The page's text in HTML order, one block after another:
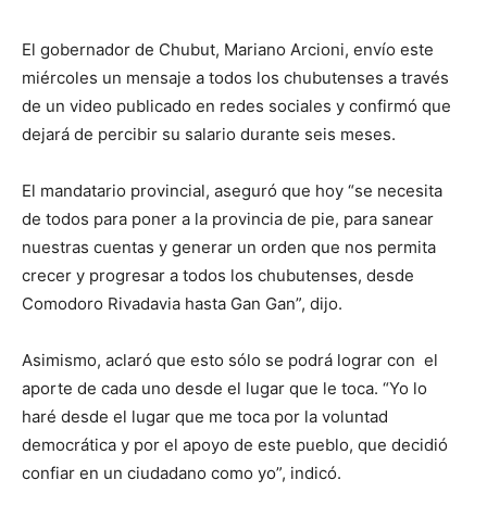
El gobernador de Chubut, Mariano Arcioni, envío este
miércoles un mensaje a todos los chubutenses a través
de un video publicado en redes sociales y confirmó que
dejará de percibir su salario durante seis meses.
El mandatario provincial, aseguró que hoy “se necesita
de todos para poner a la provincia de pie, para sanear
nuestras cuentas y generar un orden que nos permita
crecer y progresar a todos los chubutenses, desde
Comodoro Rivadavia hasta Gan Gan”, dijo.
Asimismo, aclaró que esto sólo se podrá lograr con el
aporte de cada uno desde el lugar que le toca. “Yo lo
haré desde el lugar que me toca por la voluntad
democrática y por el apoyo de este pueblo, que decidió
confiar en un ciudadano como yo”, indicó.